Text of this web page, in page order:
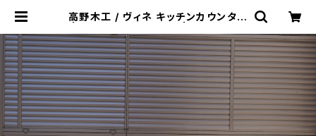
高野木工 / ヴィネ キッチンカウンター
坂のリサイクルショップ・古着